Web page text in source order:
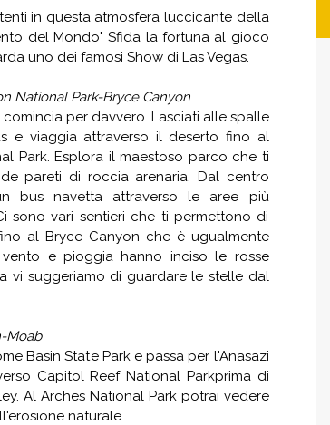
in questa atmosfera luccicante della
del Mondo" Sfida la fortuna al gioco
uno dei famosi Show di Las Vegas.
National Park-Bryce Canyon
per davvero. Lasciati alle spalle
e viaggia attraverso il deserto fino al
Park. Esplora il maestoso parco che ti
pareti di roccia arenaria. Dal centro
bus navetta attraverso le aree più
sono vari sentieri che ti permettono di
al Bryce Canyon che è ugualmente
vento e pioggia hanno inciso le rosse
vi suggeriamo di guardare le stelle dal
Moab
Basin State Park e passa per l'Anasazi
Capitol Reef National Parkprima di
Al Arches National Park potrai vedere
naturale.